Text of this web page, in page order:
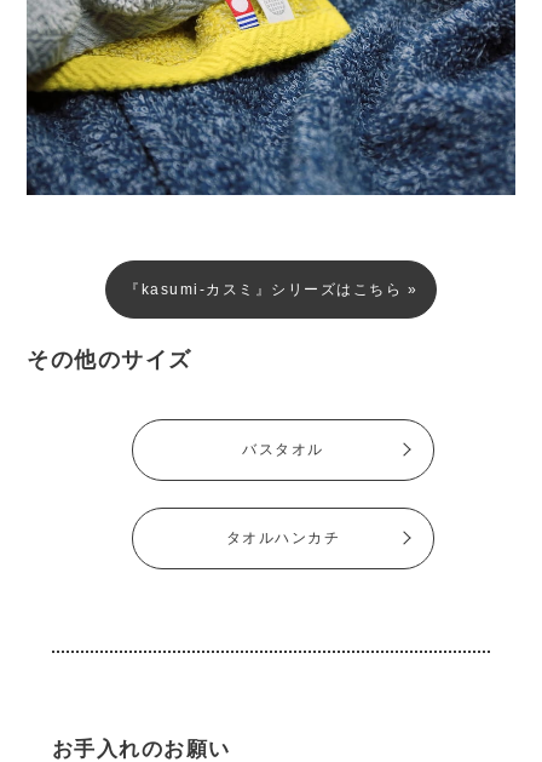
『kasumi-カスミ』シリーズはこちら »
その他のサイズ
バスタオル
タオルハンカチ
お手入れのお願い